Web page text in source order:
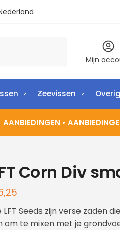
Mijn
Zeevissen
AANBIEDINGEN •
Corn Div
LFT Seeds zijn verse zaden
om te mixen met je